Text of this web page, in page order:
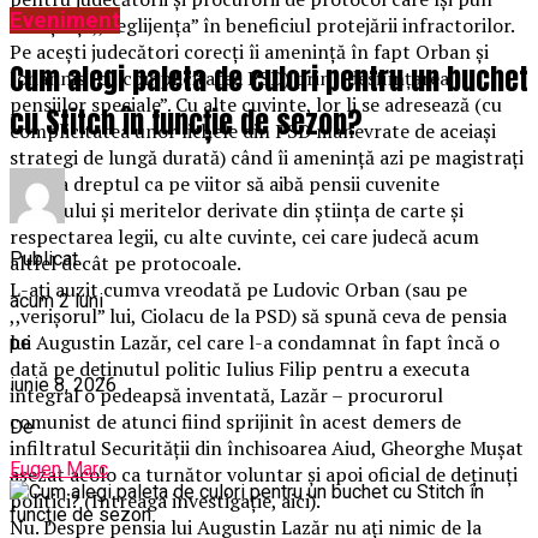
funcția și ,,neglijența” în beneficiul protejării infractorilor.
Pe acești judecători corecți îi amenință în fapt Orban și
Iohannis (cu complicitatea PSD) prin ,,desființarea
pensiilor speciale”. Cu alte cuvinte, lor li se adresează (cu
complicitatea unor lichele din PSD manevrate de aceiași
strategi de lungă durată) când îi amenință azi pe magistrați
că le ia dreptul ca pe viitor să aibă pensii cuvenite
statutului și meritelor derivate din știința de carte și
respectarea legii, cu alte cuvinte, cei care judecă acum
altfel decât pe protocoale.
L-ați auzit cumva vreodată pe Ludovic Orban (sau pe
,,verișorul” lui, Ciolacu de la PSD) să spună ceva de pensia
lui Augustin Lazăr, cel care l-a condamnat în fapt încă o
dată pe deținutul politic Iulius Filip pentru a executa
integral o pedeapsă inventată, Lazăr – procurorul
comunist de atunci fiind sprijinit în acest demers de
infiltratul Securității din închisoarea Aiud, Gheorghe Mușat
așezat acolo ca turnător voluntar și apoi oficial de deținuți
politici? (Întreaga investigație, aici).
Nu. Despre pensia lui Augustin Lazăr nu ați nimic de la
Eveniment
Cum alegi paleta de culori pentru un buchet
cu Stitch în funcție de sezon?
Publicat
acum 2 luni
pe
iunie 8, 2026
De
Eugen Marc